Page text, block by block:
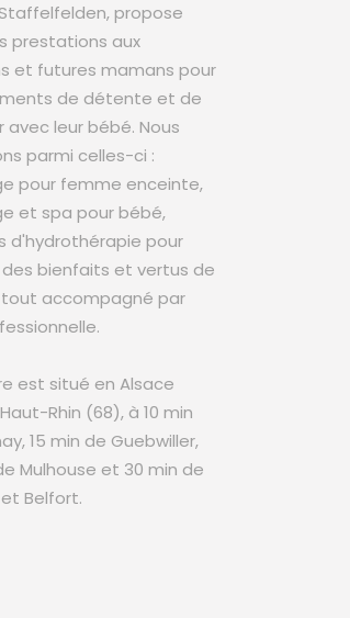
propose
prestations aux
et futures mamans pour
de détente et de
avec leur bébé. Nous
parmi celles-ci :
pour femme enceinte,
et spa pour bébé,
d'hydrothérapie pour
bienfaits et vertus de
tout accompagné par
est situé en Alsace
Rhin (68), à 10 min
15 min de Guebwiller,
Mulhouse et 30 min de
Belfort.